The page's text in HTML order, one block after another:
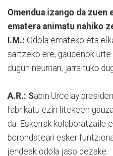
Omendua izango da
ematera animatu nahiko
I.M.: Odola emateko eta
sartzeko ere, gaudenok
dugun neurrian, jarraituko
A.R.: Sabin Urcelay
fabrikatu ezin litekeen
da. Eskerrak kolaboratzaile
borondateari esker
jendeak odola jaso dezake.